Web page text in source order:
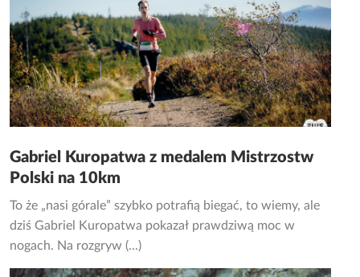
Gabriel Kuropatwa z medalem Mistrzostw
Polski na 10km
To że „nasi górale” szybko potrafią biegać, to wiemy, ale
dziś Gabriel Kuropatwa pokazał prawdziwą moc w
nogach. Na rozgryw (...)